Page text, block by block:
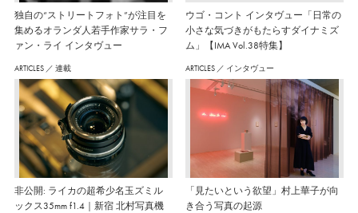
独自の“ストリートフォト”が注目を
集めるオランダ人若手作家サラ・フ
ァン・ライ インタヴュー
ウゴ・コント インタヴュー「日常の
小さな気づきがもたらすダイナミズ
ム」【IMA Vol.38特集】
ARTICLES ／ 連載
非公開: ライカの超希少名玉ズミル
ックス35mm f1.4｜新宿 北村写真機
ARTICLES ／ インタヴュー
「見たいという欲望」村上華子が向
き合う写真の起源